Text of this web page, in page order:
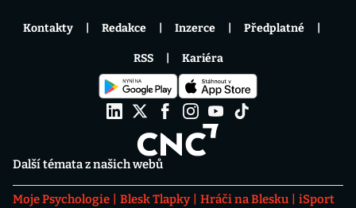
Další témata z našich webů
Moje Psychologie Blesk Tlapky Hráči na Blesku
iSport
Kontakty Redakce Inzerce Předplatné
RSS Kariéra